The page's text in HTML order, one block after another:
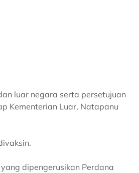
luar negara serta persetujuan
Kementerian Luar, Natapanu
dipengerusikan Perdana